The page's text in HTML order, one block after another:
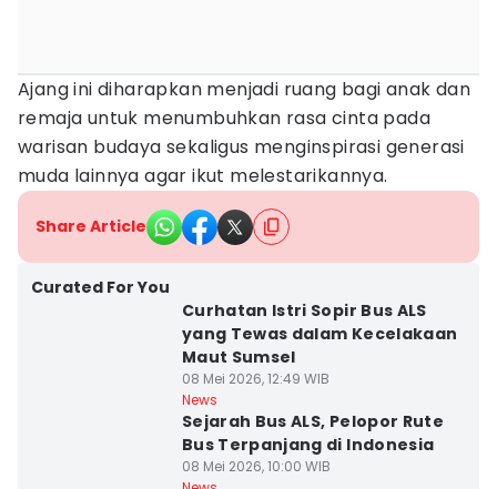
Ajang ini diharapkan menjadi ruang bagi anak dan
remaja untuk menumbuhkan rasa cinta pada
warisan budaya sekaligus menginspirasi generasi
muda lainnya agar ikut melestarikannya.
Share Article
Curated For You
Curhatan Istri Sopir Bus ALS
yang Tewas dalam Kecelakaan
Maut Sumsel
08 Mei 2026, 12:49 WIB
News
Sejarah Bus ALS, Pelopor Rute
Bus Terpanjang di Indonesia
08 Mei 2026, 10:00 WIB